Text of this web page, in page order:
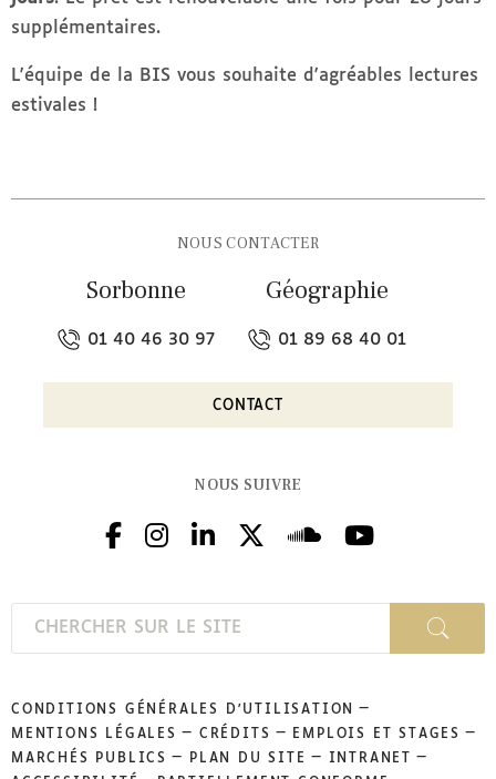
supplémentaires.
L'équipe de la BIS vous souhaite d'agréables lectures
estivales !
NOUS CONTACTER
Sorbonne
01 40 46 30 97
Géographie
01 89 68 40 01
CONTACT
NOUS SUIVRE
CONDITIONS GÉNÉRALES D'UTILISATION
MENTIONS LÉGALES
CRÉDITS
EMPLOIS ET STAGES
MARCHÉS PUBLICS
PLAN DU SITE
INTRANET